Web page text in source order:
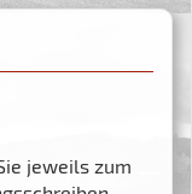
jeweils zum